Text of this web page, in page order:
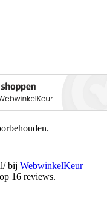
bij WebwinkelKeur
16 reviews.